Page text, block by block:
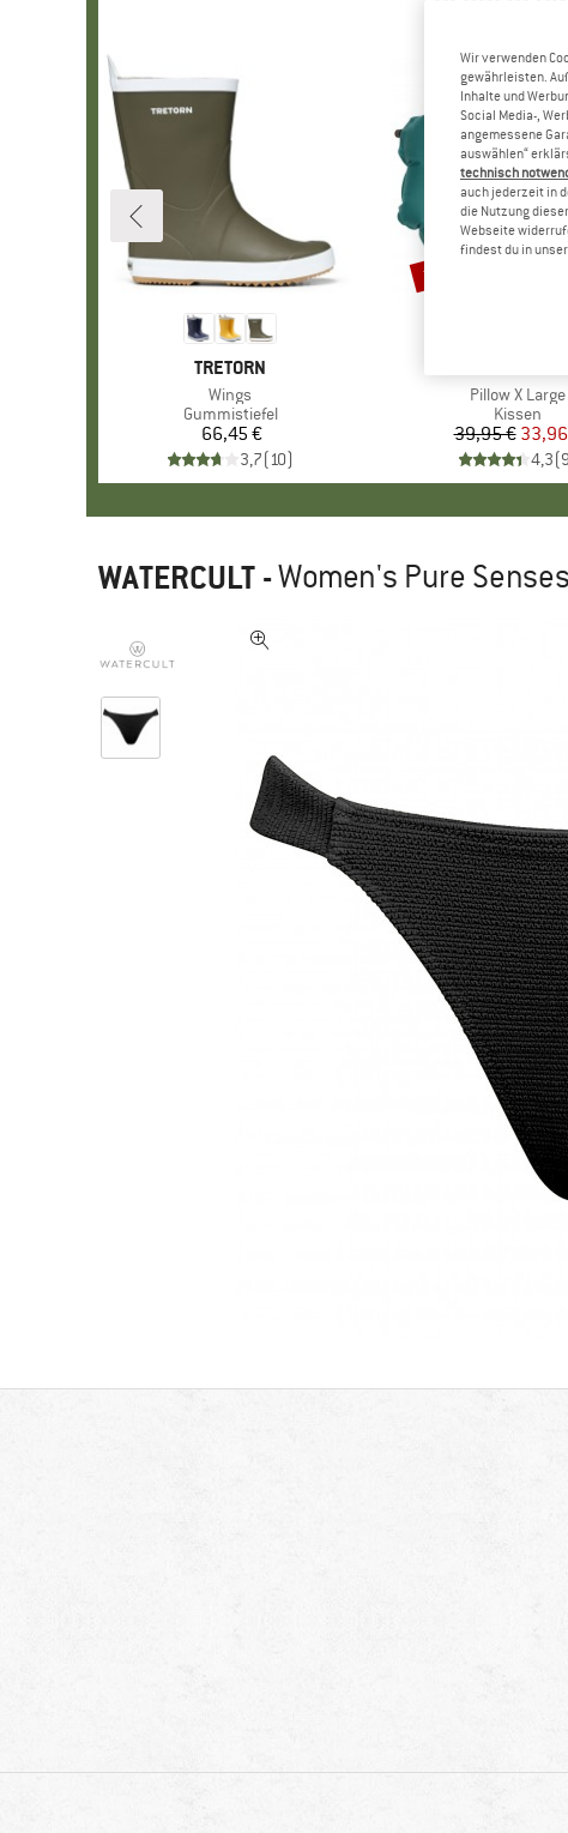
MARKE
TRETORN
Artikel
Wings
Produktgruppe
Gummistiefel
Preis
66,45 €
3,7(10)
Artikel
Pillow X Large
Kissen
Preis
39,95 €
4,3(9
Rabatt
15%
WATERCULT -Women's Pure
Wir verwenden
gewährleisten.
Inhalte und
Social Media-,
angemessene
auswählen“
technisch
auch jederzeit in
die Nutzung
Webseite
findest du in